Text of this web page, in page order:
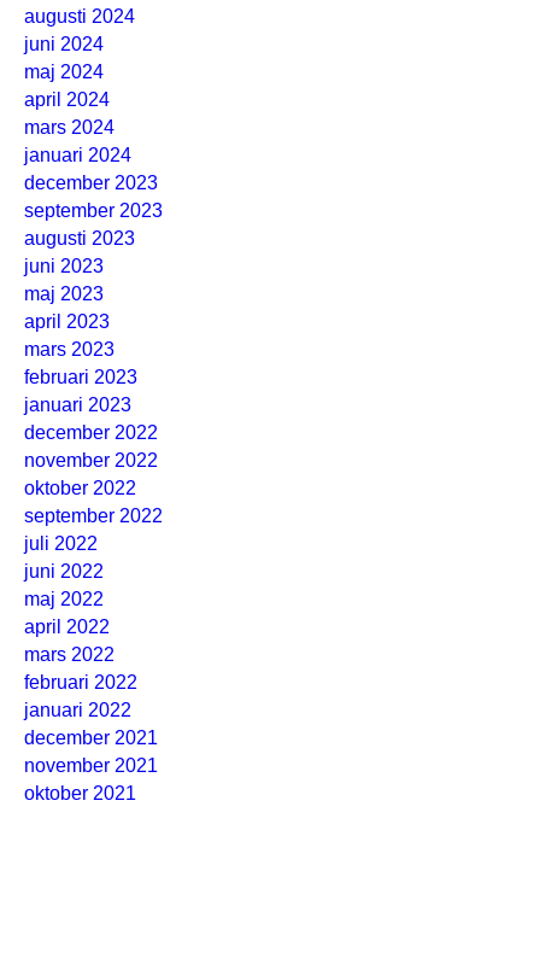
augusti 2024
juni 2024
maj 2024
april 2024
mars 2024
januari 2024
december 2023
september 2023
augusti 2023
juni 2023
maj 2023
april 2023
mars 2023
februari 2023
januari 2023
december 2022
november 2022
oktober 2022
september 2022
juli 2022
juni 2022
maj 2022
april 2022
mars 2022
februari 2022
januari 2022
december 2021
november 2021
oktober 2021